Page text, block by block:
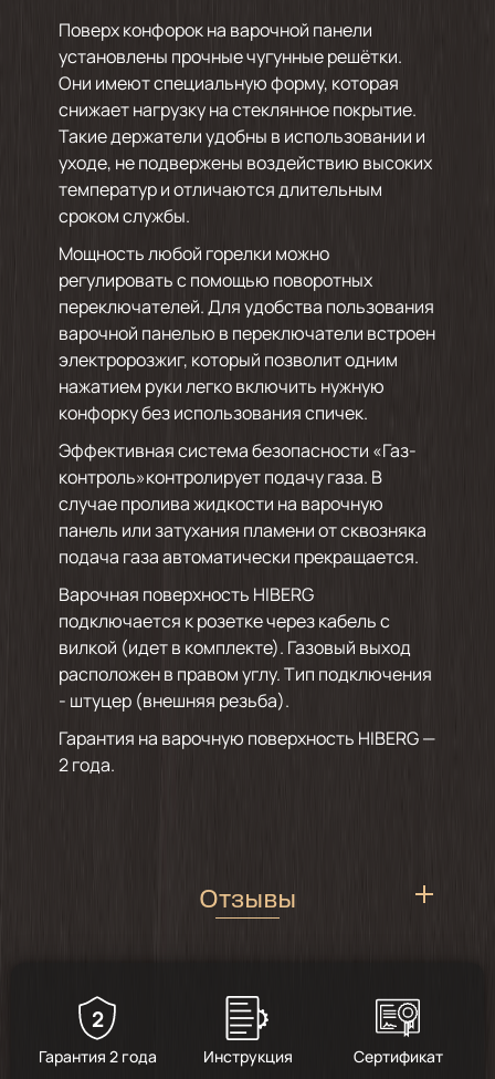
Поверх конфорок на варочной панели
установлены прочные чугунные решётки.
Они имеют специальную форму, которая
снижает нагрузку на стеклянное покрытие.
Такие держатели удобны в использовании и
уходе, не подвержены воздействию высоких
температур и отличаются длительным
сроком службы.
Мощность любой горелки можно
регулировать с помощью поворотных
переключателей. Для удобства пользования
варочной панелью в переключатели встроен
электророзжиг, который позволит одним
нажатием руки легко включить нужную
конфорку без использования спичек.
Эффективная система безопасности «Газ-
контроль»контролирует подачу газа. В
случае пролива жидкости на варочную
панель или затухания пламени от сквозняка
подача газа автоматически прекращается.
Варочная поверхность HIBERG
подключается к розетке через кабель с
вилкой (идет в комплекте). Газовый выход
расположен в правом углу. Тип подключения
- штуцер (внешняя резьба).
Гарантия на варочную поверхность HIBERG —
2 года.
Отзывы
2
Гарантия 2 года Инструкция Сертификат